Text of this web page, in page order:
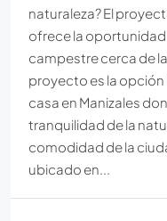
naturaleza? El
ofrece la oportunidad
campestre cerca de
proyecto es la opción
casa en Manizales
tranquilidad de la
comodidad de la
ubicado en...